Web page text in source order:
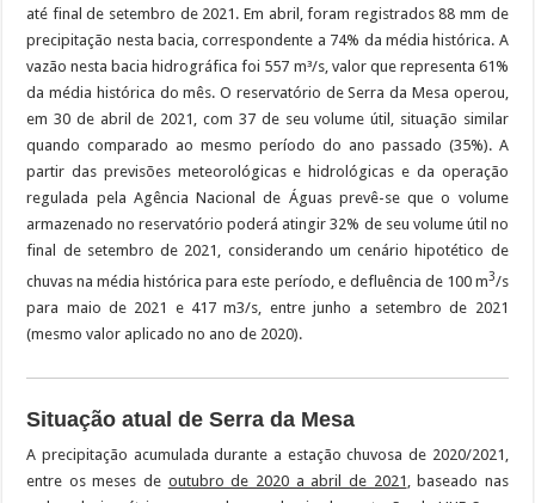
até final de setembro de 2021. Em abril, foram registrados 88 mm de
precipitação nesta bacia, correspondente a 74% da média histórica. A
vazão nesta bacia hidrográfica foi 557 m³/s, valor que representa 61%
da média histórica do mês. O reservatório de Serra da Mesa operou,
em 30 de abril de 2021, com 37 de seu volume útil, situação similar
quando comparado ao mesmo período do ano passado (35%). A
partir das previsões meteorológicas e hidrológicas e da operação
regulada pela Agência Nacional de Águas prevê-se que o volume
armazenado no reservatório poderá atingir 32% de seu volume útil no
final de setembro de 2021, considerando um cenário hipotético de
chuvas na média histórica para este período, e defluência de 100 m3/s
para maio de 2021 e 417 m3/s, entre junho a setembro de 2021
(mesmo valor aplicado no ano de 2020).
Situação atual de Serra da Mesa
A precipitação acumulada durante a estação chuvosa de 2020/2021,
entre os meses de outubro de 2020 a abril de 2021
, baseado nas